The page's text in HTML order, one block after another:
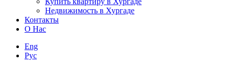
Недвижимость в Хургаде
Контакты
О Нас
Eng
Руc